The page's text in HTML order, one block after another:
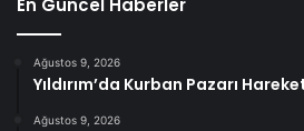
En Güncel Haberler
Ağustos 9, 2026
Yıldırım’da Kurban Pazarı
Ağustos 9, 2026